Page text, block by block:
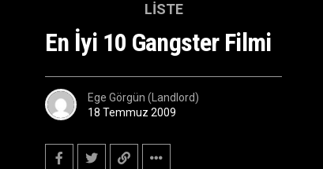
LISTE
En İyi 10 Gangster Filmi
Ege Görgün (Landlord)
18 Temmuz 2009